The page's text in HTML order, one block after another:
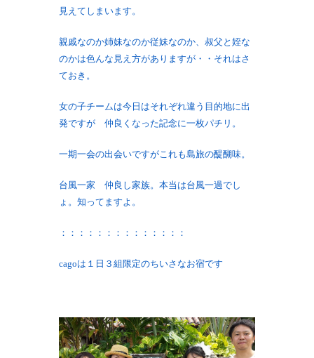
見えてしまいます。
親戚なのか姉妹なのか従妹なのか、叔父と姪な
のかは色んな見え方がありますが・・それはさ
ておき。
女の子チームは今日はそれぞれ違う目的地に出
発ですが 仲良くなった記念に一枚パチリ。
一期一会の出会いですがこれも島旅の醍醐味。
台風一家 仲良し家族。本当は台風一過でし
ょ。知ってますよ。
：：：：：：：：：：：：：：
cagoは１日３組限定のちいさなお宿です